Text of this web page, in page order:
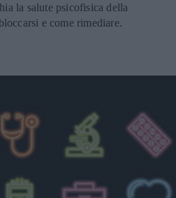
la salute psicofisica della
e come rimediare.